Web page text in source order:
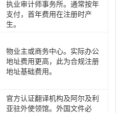
执业审计师事务所。通常按年
支付，首年费用在注册时产
生。
物业主或商务中心。实际办公
地址费用更高，此为合规注册
地址基础费用。
官方认证翻译机构及阿尔及利
亚驻外使领馆。外国文件必